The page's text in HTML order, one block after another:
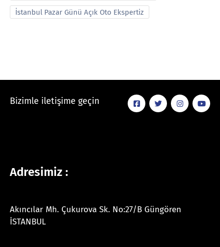
İstanbul Pazar Günü Açık Oto Ekspertiz
Bizimle iletişime geçin
Adresimiz :
Akıncılar Mh. Çukurova Sk. No:27/B Güngören
İSTANBUL